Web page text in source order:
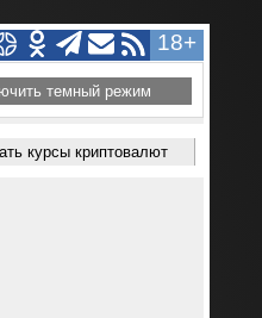
18+
темный режим
курсы криптовалют